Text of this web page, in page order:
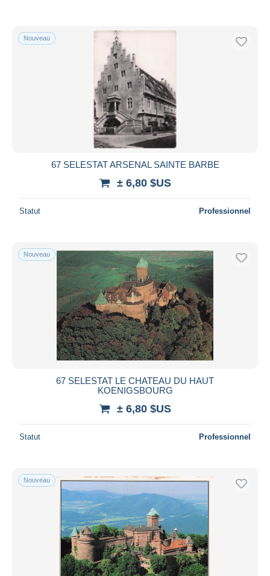
Nouveau
67 SELESTAT ARSENAL SAINTE BARBE
± 6,80 $US
Statut Professionnel
Nouveau
67 SELESTAT LE CHATEAU DU HAUT
KOENIGSBOURG
± 6,80 $US
Statut Professionnel
Nouveau